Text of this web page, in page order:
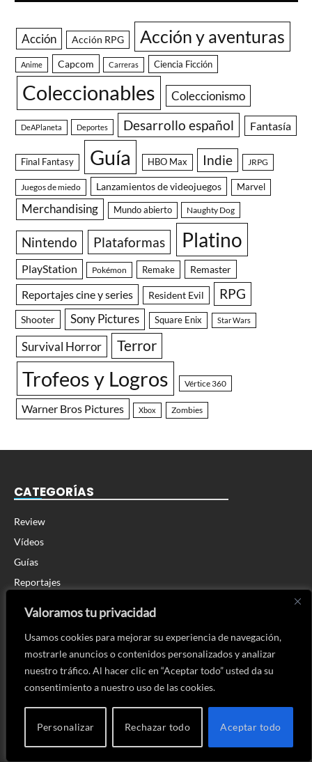
Valoramos tu privacidad
Usamos cookies para mejorar su experiencia de navegación,
mostrarle anuncios o contenidos personalizados y analizar
nuestro tráfico. Al hacer clic en “Aceptar todo” usted da su
consentimiento a nuestro uso de las cookies.
Personalizar Rechazar todo Aceptar todo
Acción Acción RPG Acción y aventuras
Anime Capcom Carreras Ciencia Ficción
Coleccionables Coleccionismo
DeAPlaneta Deportes Desarrollo español Fantasía
Final Fantasy Guía HBO Max Indie JRPG
Juegos de miedo Lanzamientos de videojuegos Marvel
Merchandising Mundo abierto Naughty Dog
Nintendo Plataformas Platino
PlayStation Pokémon Remake Remaster
Reportajes cine y series Resident Evil RPG
Shooter Sony Pictures Square Enix Star Wars
Survival Horror Terror
Trofeos y Logros Vértice 360
Warner Bros Pictures Xbox Zombies
CATEGORÍAS
Review
Vídeos
Guías
Reportajes
Eventos
Unboxings
Opinión
Retro